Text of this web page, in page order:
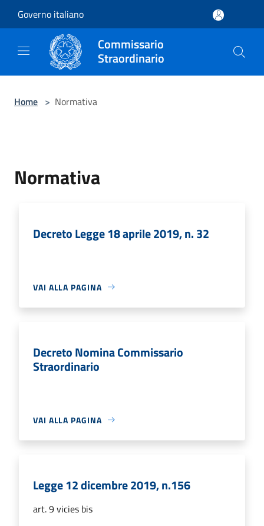
Governo italiano
Commissario
Straordinario
Home > Normativa
Normativa
Decreto Legge 18 aprile 2019, n. 32
VAI ALLA PAGINA
Decreto Nomina Commissario
Straordinario
VAI ALLA PAGINA
Legge 12 dicembre 2019, n.156
art. 9 vicies bis